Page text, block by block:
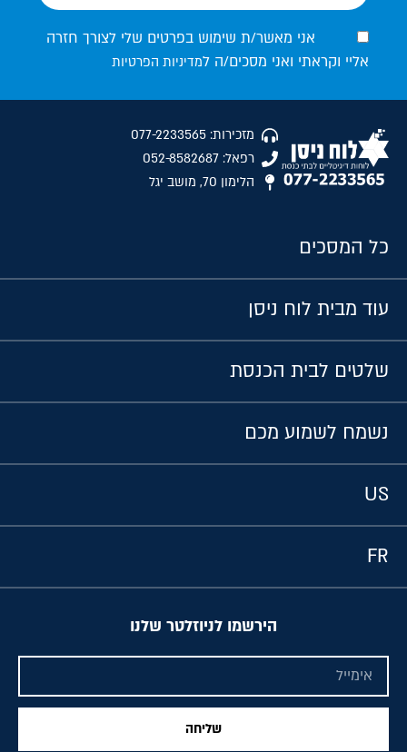
אני מאשר/ת שימוש בפרטים שלי לצורך חזרה
אליי וקראתי ואני מסכים/ה למדיניות הפרטיות
מזכירות: 077-2233565
רפאל: 052-8582687
הלימון 70, מושב יגל
כל המסכים
עוד מבית לוח ניסן
שלטים לבית הכנסת
נשמח לשמוע מכם
US
FR
הירשמו לניוזלטר שלנו
שליחה